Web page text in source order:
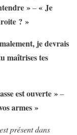
»–« Je
? »
je devrais
maîtrises tes
est ouverte »–
armes »
présent dans